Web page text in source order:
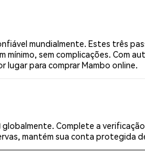
mundialmente. Estes três
sem complicações. Com
lugar para comprar Mambo online.
globalmente. Complete a
mantém sua conta protegida